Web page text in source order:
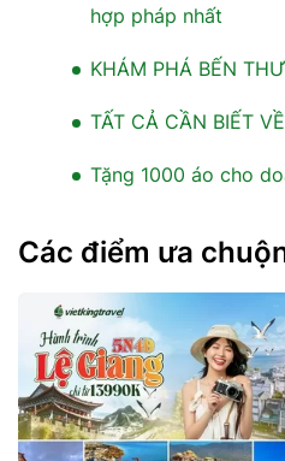
hợp pháp nhất
KHÁM PHÁ BẾN
TẤT CẢ CẦN BIẾT
Tặng 1000 áo cho
Các điểm ưa